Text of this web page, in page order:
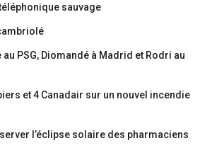
sauvage
PSG, Diomandé à Madrid et Rodri au
et 4 Canadair sur un nouvel incendie
l’éclipse solaire des pharmaciens